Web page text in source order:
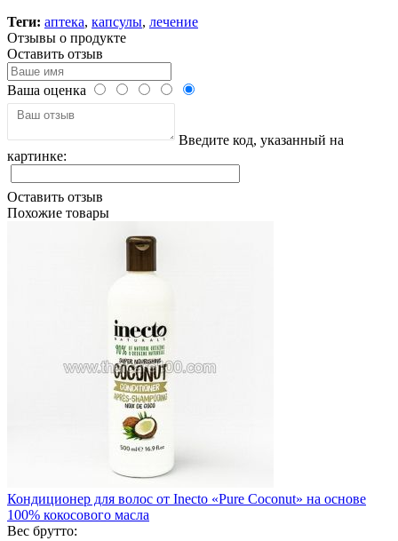
Теги: аптека, капсулы, лечение
Отзывы о продукте
Оставить отзыв
Ваша оценка
Введите код, указанный на
картинке:
Оставить отзыв
Похожие товары
Кондиционер для волос от Inecto «Pure Coconut» на основе
100% кокосового масла
Вес брутто: